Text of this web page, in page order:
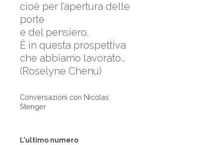
L'ultimo numero
cioè per l’apertura delle
porte
e del pensiero.
È in questa prospettiva
che abbiamo lavorato...
(Roselyne Chenu)
Conversazioni con Nicolas
Stenger